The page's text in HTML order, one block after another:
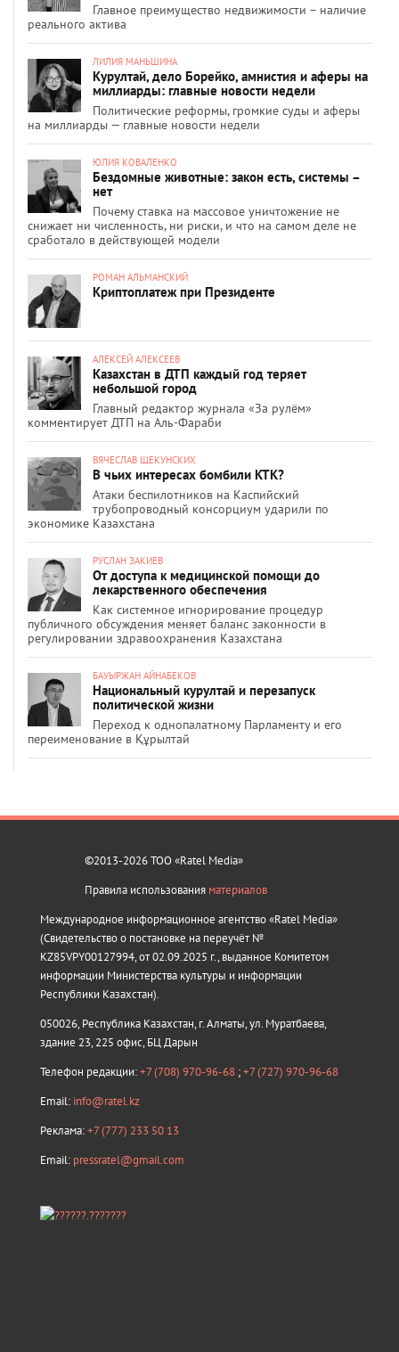
Главное преимущество недвижимости – наличие
реального актива
ЛИЛИЯ МАНЬШИНА
Курултай, дело Борейко, амнистия и аферы на
миллиарды: главные новости недели
Политические реформы, громкие суды и аферы
на миллиарды — главные новости недели
ЮЛИЯ КОВАЛЕНКО
Бездомные животные: закон есть, системы –
нет
Почему ставка на массовое уничтожение не
снижает ни численность, ни риски, и что на самом деле не
сработало в действующей модели
РОМАН АЛЬМАНСКИЙ
Криптоплатеж при Президенте
АЛЕКСЕЙ АЛЕКСЕЕВ
Казахстан в ДТП каждый год теряет
небольшой город
Главный редактор журнала «За рулём»
комментирует ДТП на Аль-Фараби
ВЯЧЕСЛАВ ЩЕКУНСКИХ
В чьих интересах бомбили КТК?
Атаки беспилотников на Каспийский
трубопроводный консорциум ударили по
экономике Казахстана
РУСЛАН ЗАКИЕВ
От доступа к медицинской помощи до
лекарственного обеспечения
Как системное игнорирование процедур
публичного обсуждения меняет баланс законности в
регулировании здравоохранения Казахстана
БАУЫРЖАН АЙНАБЕКОВ
Национальный курултай и перезапуск
политической жизни
Переход к однопалатному Парламенту и его
переименование в Құрылтай
©2013-2026 ТОО «Ratel Media»
Правила использования материалов
Международное информационное агентство «Ratel Media»
(Свидетельство о постановке на переучёт №
KZ85VPY00127994, от 02.09.2025 г., выданное Комитетом
информации Министерства культуры и информации
Республики Казахстан).
050026, Республика Казахстан, г. Алматы, ул. Муратбаева,
здание 23, 225 офис, БЦ Дарын
Телефон редакции:+7 (708) 970-96-68 ;+7 (727) 970-96-68
Email: info@ratel.kz
Реклама:+7 (777) 233 50 13
Email: pressratel@gmail.com